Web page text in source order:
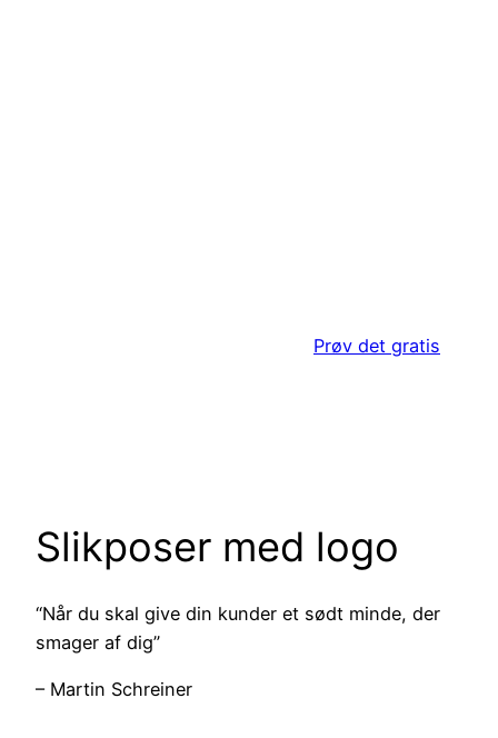
Prøv det gratis
Slikposer med logo
“Når du skal give din kunder et sødt minde, der
smager af dig”
– Martin Schreiner